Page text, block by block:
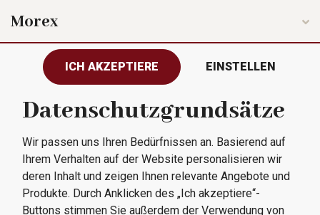
Morex
Folgen Sie uns
Alle Rechte vorbehalten © 2023
Morex, spol. s r.o.
ICH AKZEPTIERE EINSTELLEN
Datenschutzgrundsätze
Wir passen uns Ihren Bedürfnissen an. Basierend auf
Ihrem Verhalten auf der Website personalisieren wir
deren Inhalt und zeigen Ihnen relevante Angebote und
Produkte. Durch Anklicken des „Ich akzeptiere“-
Buttons stimmen Sie außerdem der Verwendung von